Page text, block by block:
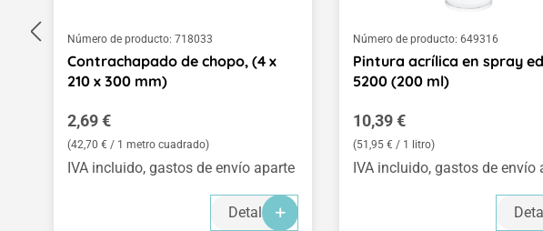
Número de producto: 718033
Contrachapado de chopo, (4 x
210 x 300 mm)
Precio normal:
2,69 €
(42,70 € / 1 metro cuadrado)
IVA incluido, gastos de envío aparte
Detalles
Número de producto: 649316
Pintura acrílica en spray
5200 (200 ml)
Precio normal:
10,39 €
(51,95 € / 1 litro)
IVA incluido, gastos de envío